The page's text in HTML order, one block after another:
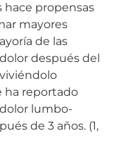
hace propensas
mayores
de las
después del
ha reportado
lumbo-
de 3 años. (1,